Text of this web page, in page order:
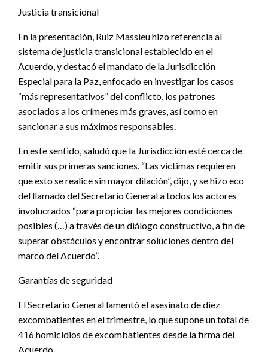
Justicia transicional
En la presentación, Ruiz Massieu hizo referencia al
sistema de justicia transicional establecido en el
Acuerdo, y destacó el mandato de la Jurisdicción
Especial para la Paz, enfocado en investigar los casos
“más representativos” del conflicto, los patrones
asociados a los crímenes más graves, así como en
sancionar a sus máximos responsables.
En este sentido, saludó que la Jurisdicción esté cerca de
emitir sus primeras sanciones. “Las víctimas requieren
que esto se realice sin mayor dilación”, dijo, y se hizo eco
del llamado del Secretario General a todos los actores
involucrados “para propiciar las mejores condiciones
posibles (…) a través de un diálogo constructivo, a fin de
superar obstáculos y encontrar soluciones dentro del
marco del Acuerdo”.
Garantías de seguridad
El Secretario General lamentó el asesinato de diez
excombatientes en el trimestre, lo que supone un total de
416 homicidios de excombatientes desde la firma del
Acuerdo.